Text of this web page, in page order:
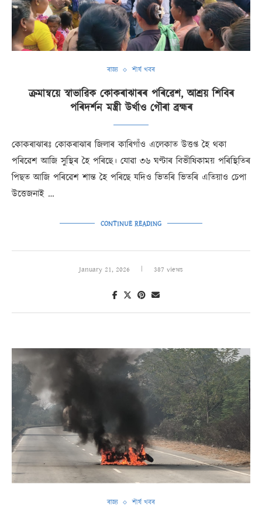
ৰাজ্য শীৰ্ষ খবৰ
ক্ৰমান্বয়ে স্বাভাৱিক কোকৰাঝাৰৰ পৰিৱেশ, আশ্ৰয় শিবিৰ
পৰিদৰ্শন মন্ত্ৰী উৰ্খাও গৌৰা ব্ৰহ্মৰ
কোকৰাঝাৰঃ কোকৰাঝাৰ জিলাৰ কাৰিগাঁও এলেকাত উত্তপ্ত হৈ থকা
পৰিৱেশ আজি সুস্থিৰ হৈ পৰিছে। যোৱা ৩৬ ঘণ্টাৰ বিভীষিকাময় পৰিস্থিতিৰ
পিছত আজি পৰিৱেশ শান্ত হৈ পৰিছে যদিও ভিতৰি ভিতৰি এতিয়াও চেপা
উত্তেজনাই …
CONTINUE READING
January 21, 2026 387 views
ৰাজ্য শীৰ্ষ খবৰ